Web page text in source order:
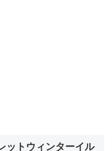
ットウィンターイル